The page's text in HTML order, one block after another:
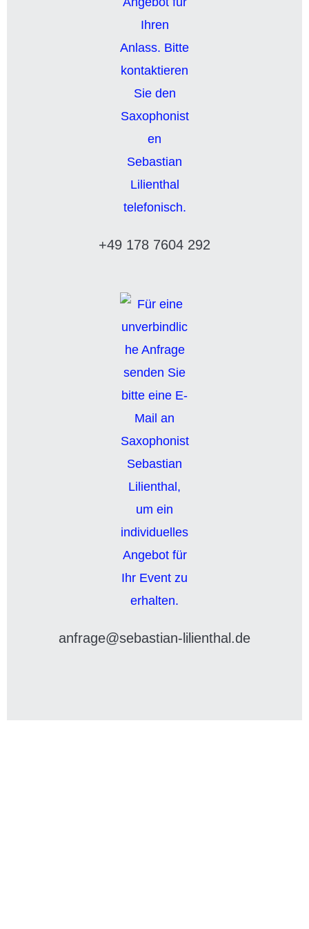
+49 178 7604 292
anfrage@sebastian-lilienthal.de